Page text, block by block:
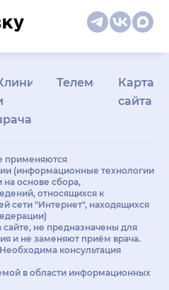
Телемедицина
Карта
сайта
применяются
(информационные технологии
основе сбора,
относящихся к
сети "Интернет", находящихся
не предназначены для
и не заменяют приём врача.
консультация
в области информационных